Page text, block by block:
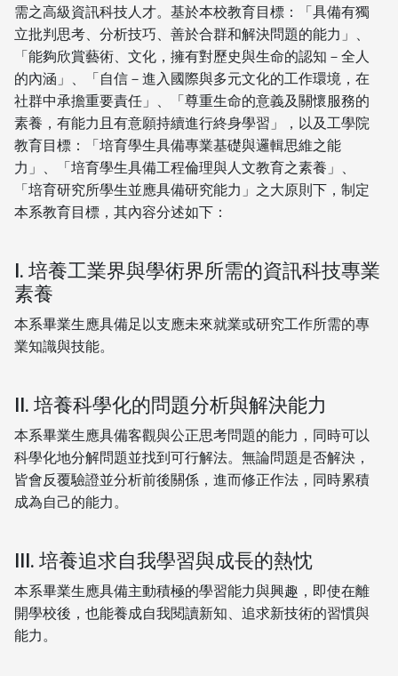
需之高級資訊科技人才。基於本校教育目標：「具備有獨
立批判思考、分析技巧、善於合群和解決問題的能力」、
「能夠欣賞藝術、文化，擁有對歷史與生命的認知－全人
的內涵」、「自信－進入國際與多元文化的工作環境，在
社群中承擔重要責任」、「尊重生命的意義及關懷服務的
素養，有能力且有意願持續進行終身學習」，以及工學院
教育目標：「培育學生具備專業基礎與邏輯思維之能
力」、「培育學生具備工程倫理與人文教育之素養」、
「培育研究所學生並應具備研究能力」之大原則下，制定
本系教育目標，其內容分述如下：
I. 培養工業界與學術界所需的資訊科技專業
素養
本系畢業生應具備足以支應未來就業或研究工作所需的專
業知識與技能。
II. 培養科學化的問題分析與解決能力
本系畢業生應具備客觀與公正思考問題的能力，同時可以
科學化地分解問題並找到可行解法。無論問題是否解決，
皆會反覆驗證並分析前後關係，進而修正作法，同時累積
成為自己的能力。
III. 培養追求自我學習與成長的熱忱
本系畢業生應具備主動積極的學習能力與興趣，即使在離
開學校後，也能養成自我閱讀新知、追求新技術的習慣與
能力。